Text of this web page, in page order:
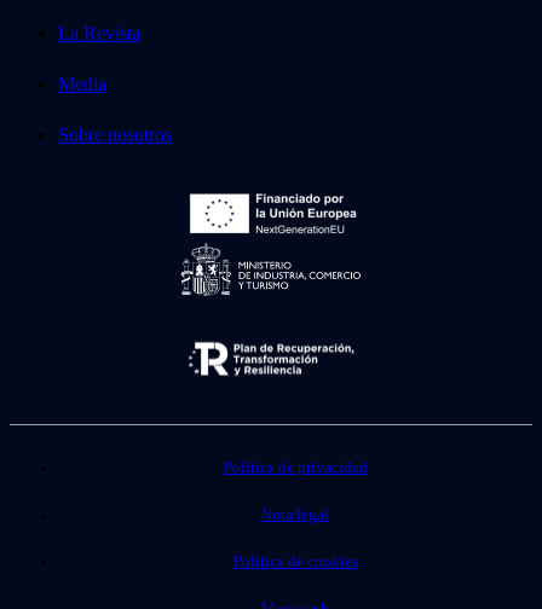
La Revista
Media
Sobre nosotros
Política de privacidad
Nota legal
Política de cookies